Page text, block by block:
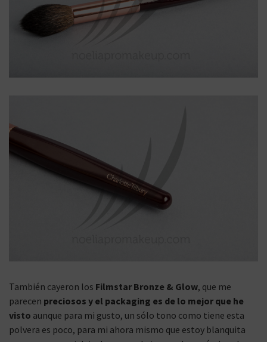
También cayeron los Filmstar Bronze & Glow, que me
parecen preciosos y el packaging es de lo mejor que he
visto aunque para mi gusto, un sólo tono como tiene esta
polvera es poco, para mi ahora mismo que estoy blanquita